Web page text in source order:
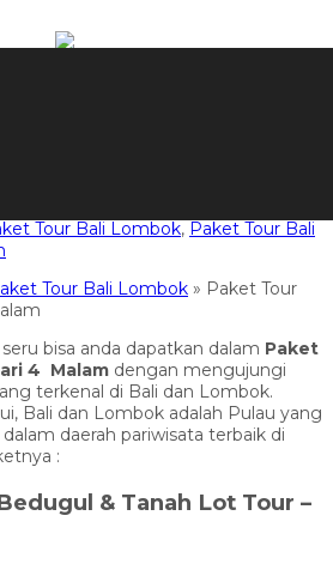
lanjut?
Lombok 5 Hari 4
Tour Bali Lombok, Paket Tour Bali
Tour Bali Lombok » Paket Tour
bisa anda dapatkan dalam Paket
4 Malam dengan mengujungi
terkenal di Bali dan Lombok.
Bali dan Lombok adalah Pulau yang
daerah pariwisata terbaik di
:
& Tanah Lot Tour –